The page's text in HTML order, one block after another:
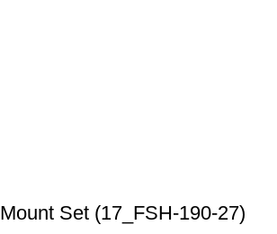
Set (17_FSH-190-27)